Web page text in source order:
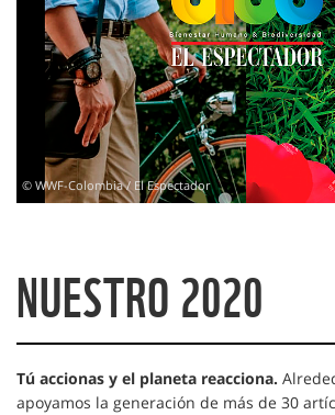
© WWF-Colombia / El Espectador
NUESTRO 2020
Tú accionas y el planeta reacciona.
apoyamos la generación de más de 30